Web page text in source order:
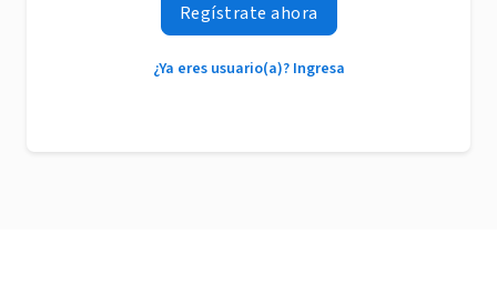
Regístrate ahora
¿Ya eres usuario(a)? Ingresa